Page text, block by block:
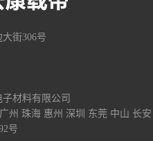
街306号
材料有限公司
广州 珠海 惠州 深圳 东莞 中山 长安
号